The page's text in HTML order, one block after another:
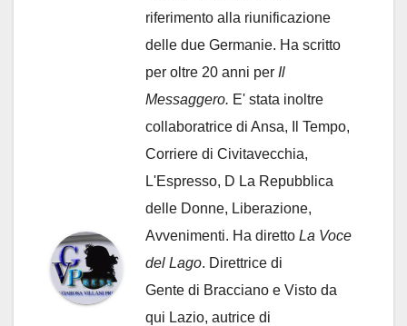
riferimento alla riunificazione
delle due Germanie. Ha scritto
per oltre 20 anni per Il
Messaggero. E' stata inoltre
collaboratrice di Ansa, Il Tempo,
Corriere di Civitavecchia,
L'Espresso, D La Repubblica
delle Donne, Liberazione,
Avvenimenti. Ha diretto La Voce
del Lago. Direttrice di
Gente di Bracciano e Visto da
qui Lazio, autrice di